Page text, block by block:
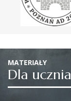
MATERIAŁY
Dla ucznia